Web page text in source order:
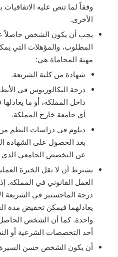
وفقاً لما تنص عليه الاتفاقيات
الأخرى.
يجب أن يكون الشخص حاصلاً
المطلوب، والمؤهلات التي
مهنة المحاماة هي:
شهادة من كلية الشريعة.
درجة البكالوريوس في
داخل المملكة، أو ما
أي جامعة خارج المملكة.
دبلوم في دراسات النظم من
بعد الحصول على الشهادة
عن التخصص الجامعي الذي
العمل القانوني في
درجة الماجستير في الشريعة
يعادلهما فيمكن تخفيض مدة
واحدة. كما أن الشخص
أحد التخصصات الشرعية أو
أن يكون الشخص حسن